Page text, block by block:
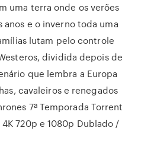
uma terra onde os verões
e o inverno toda uma
lutam pelo controle
dividida depois de
que lembra a Europa
cavaleiros e renegados
7ª Temporada Torrent
720p e 1080p Dublado /